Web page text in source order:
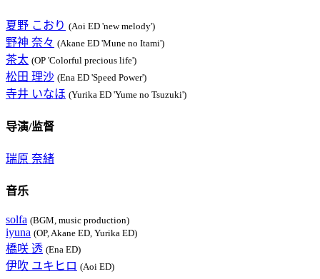
夏野 こおり (Aoi ED 'new melody')
野神 奈々 (Akane ED 'Mune no Itami')
茶太 (OP 'Colorful precious life')
松田 理沙 (Ena ED 'Speed Power')
寺井 いなほ (Yurika ED 'Yume no Tsuzuki')
导演/监督
瑞原 奈緒
音乐
solfa (BGM, music production)
iyuna (OP, Akane ED, Yurika ED)
橋咲 透 (Ena ED)
伊吹 ユキヒロ (Aoi ED)